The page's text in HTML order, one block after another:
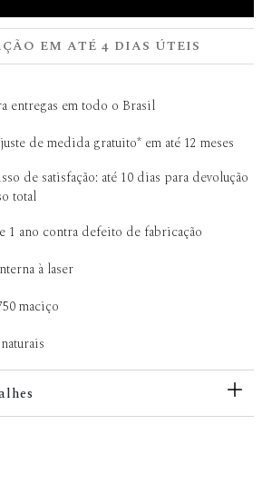
EM ATÉ 4 DIAS ÚTEIS
entregas em todo o Brasil
de medida gratuito* em até 12 meses
de satisfação: até 10 dias para devolução
total
1 ano contra defeito de fabricação
à laser
maciço